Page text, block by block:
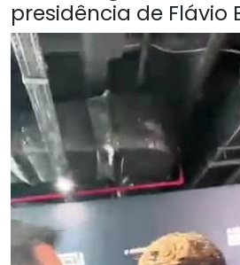
presidência de Flávio